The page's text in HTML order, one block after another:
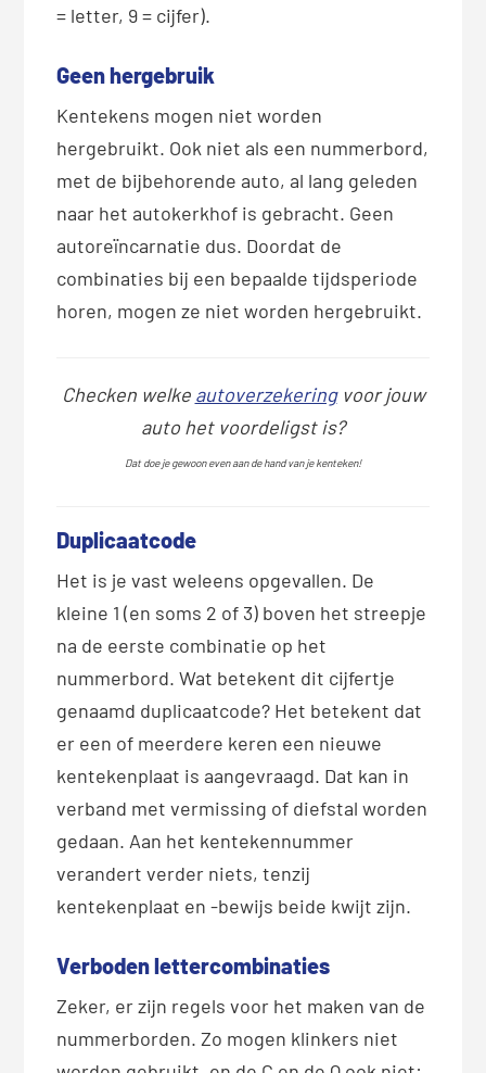
= letter, 9 = cijfer).
Geen hergebruik
Kentekens mogen niet worden
hergebruikt. Ook niet als een nummerbord,
met de bijbehorende auto, al lang geleden
naar het autokerkhof is gebracht. Geen
autoreïncarnatie dus. Doordat de
combinaties bij een bepaalde tijdsperiode
horen, mogen ze niet worden hergebruikt.
Checken welke autoverzekeringvoor jouw
auto het voordeligst is?
Dat doe je gewoon even aan de hand van je kenteken!
Duplicaatcode
Het is je vast weleens opgevallen. De
kleine 1 (en soms 2 of 3) boven het streepje
na de eerste combinatie op het
nummerbord. Wat betekent dit cijfertje
genaamd duplicaatcode? Het betekent dat
er een of meerdere keren een nieuwe
kentekenplaat is aangevraagd. Dat kan in
verband met vermissing of diefstal worden
gedaan. Aan het kentekennummer
verandert verder niets, tenzij
kentekenplaat en -bewijs beide kwijt zijn.
Verboden lettercombinaties
Zeker, er zijn regels voor het maken van de
nummerborden. Zo mogen klinkers niet